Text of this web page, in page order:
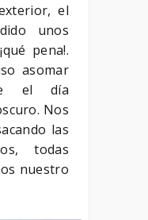
el
unos
pena!.
asomar
el día
Nos
las
todas
nuestro